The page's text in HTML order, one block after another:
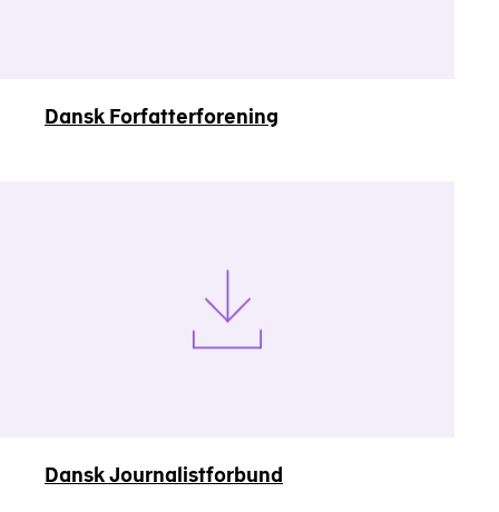
Dansk Forfatterforening
Dansk Journalistforbund